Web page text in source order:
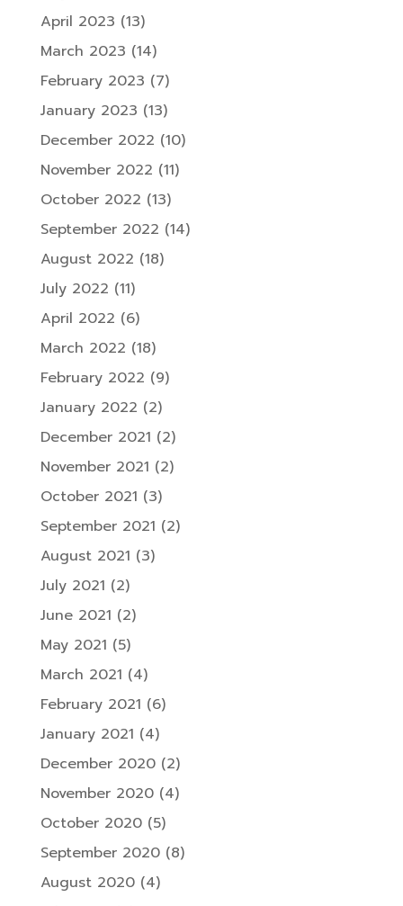
April 2023 (13)
March 2023 (14)
February 2023 (7)
January 2023 (13)
December 2022 (10)
November 2022 (11)
October 2022 (13)
September 2022 (14)
August 2022 (18)
July 2022 (11)
April 2022 (6)
March 2022 (18)
February 2022 (9)
January 2022 (2)
December 2021 (2)
November 2021 (2)
October 2021 (3)
September 2021 (2)
August 2021 (3)
July 2021 (2)
June 2021 (2)
May 2021 (5)
March 2021 (4)
February 2021 (6)
January 2021 (4)
December 2020(2)
November 2020(4)
October 2020(5)
September 2020(8)
August 2020(4)